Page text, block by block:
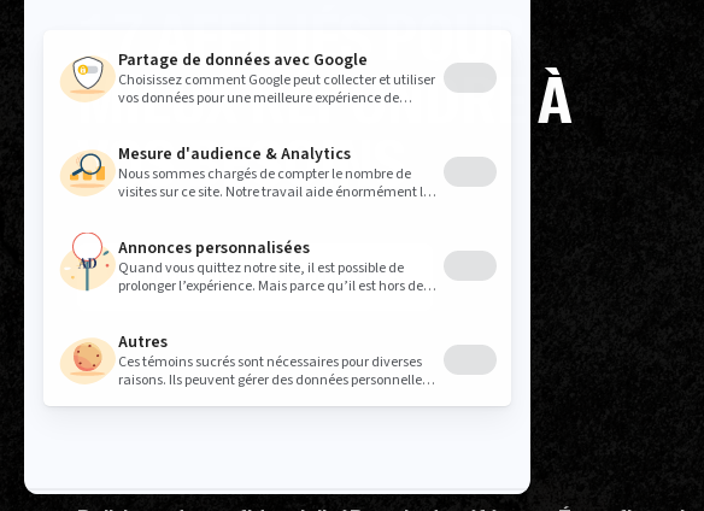
17 AFFILIÉS POUR
MIEUX RÉPONDRE À
VOS BESOINS
TROUVEZ VOS REPRÉSENTANT.E.S